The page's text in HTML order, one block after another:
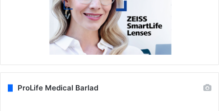
ProLife Medical Barlad